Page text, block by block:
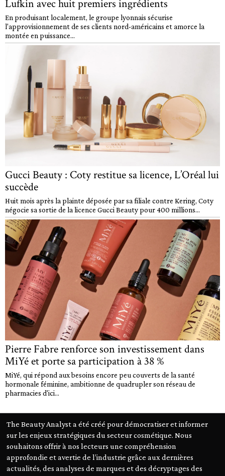
Lufkin avec huit premiers ingrédients
En produisant localement, le groupe lyonnais sécurise
l'approvisionnement de ses clients nord-américains et amorce la
montée en puissance...
Gucci Beauty : Coty restitue sa licence, L’Oréal lui
succède
Huit mois après la plainte déposée par sa filiale contre Kering, Coty
négocie sa sortie de la licence Gucci Beauty pour 400 millions...
Pierre Fabre renforce son investissement dans
MiYé et porte sa participation à 38 %
MiYé, qui répond aux besoins encore peu couverts de la santé
hormonale féminine, ambitionne de quadrupler son réseau de
pharmacies d'ici...
The Beauty Analyst a été créé pour démocratiser et informer
sur les enjeux stratégiques du secteur cosmétique. Nous
souhaitons offrir à nos lecteurs une compréhension
approfondie et avertie de l’industrie grâce aux dernières
actualités, des analyses de marques et des décryptages des